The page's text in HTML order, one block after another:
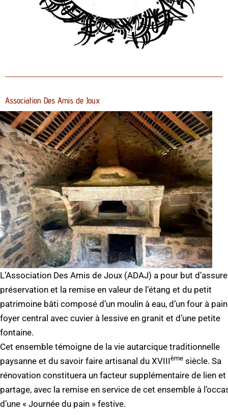
Association Des Amis de Joux
L’Association Des Amis de Joux (ADAJ) a pour but
préservation et la remise en valeur de l’étang et du petit
patrimoine bâti composé d’un moulin à eau, d’un four à
foyer central avec cuvier à lessive en granit et d’une petite
fontaine.
Cet ensemble témoigne de la vie autarcique traditionnelle
paysanne et du savoir faire artisanal du XVIIIème siècle. Sa
rénovation constituera un facteur supplémentaire de lien et
partage, avec la remise en service de cet ensemble à
d’une « Journée du pain » festive.